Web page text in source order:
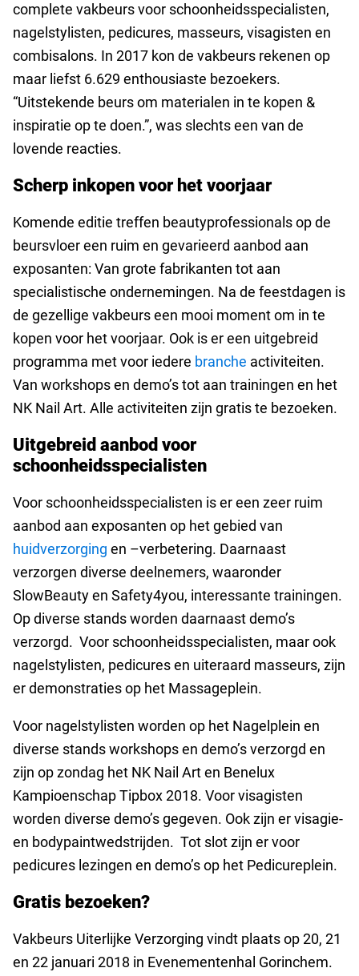
complete vakbeurs voor schoonheidsspecialisten,
nagelstylisten, pedicures, masseurs, visagisten en
combisalons. In 2017 kon de vakbeurs rekenen op
maar liefst 6.629 enthousiaste bezoekers.
“Uitstekende beurs om materialen in te kopen &
inspiratie op te doen.”, was slechts een van de
lovende reacties.
Scherp inkopen voor het voorjaar
Komende editie treffen beautyprofessionals op de
beursvloer een ruim en gevarieerd aanbod aan
exposanten: Van grote fabrikanten tot aan
specialistische ondernemingen. Na de feestdagen is
de gezellige vakbeurs een mooi moment om in te
kopen voor het voorjaar. Ook is er een uitgebreid
programma met voor iedere branche activiteiten.
Van workshops en demo’s tot aan trainingen en het
NK Nail Art. Alle activiteiten zijn gratis te bezoeken.
Uitgebreid aanbod voor
schoonheidsspecialisten
Voor schoonheidsspecialisten is er een zeer ruim
aanbod aan exposanten op het gebied van
huidverzorging en –verbetering. Daarnaast
verzorgen diverse deelnemers, waaronder
SlowBeauty en Safety4you, interessante trainingen.
Op diverse stands worden daarnaast demo’s
verzorgd. Voor schoonheidsspecialisten, maar ook
nagelstylisten, pedicures en uiteraard masseurs, zijn
er demonstraties op het Massageplein.
Voor nagelstylisten worden op het Nagelplein en
diverse stands workshops en demo’s verzorgd en
zijn op zondag het NK Nail Art en Benelux
Kampioenschap Tipbox 2018. Voor visagisten
worden diverse demo’s gegeven. Ook zijn er visagie-
en bodypaintwedstrijden. Tot slot zijn er voor
pedicures lezingen en demo’s op het Pedicureplein.
Gratis bezoeken?
Vakbeurs Uiterlijke Verzorging vindt plaats op 20, 21
en 22 januari 2018 in Evenementenhal Gorinchem.